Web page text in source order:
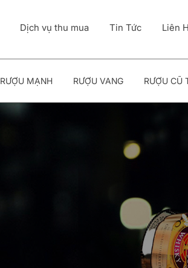
Dịch vụ thu mua Tin Tức Liên
RƯỢU MẠNH RƯỢU VANG RƯỢU CŨ